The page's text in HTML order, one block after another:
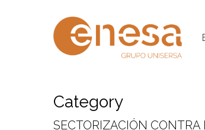
Category
SECTORIZACIÓN CONTRA